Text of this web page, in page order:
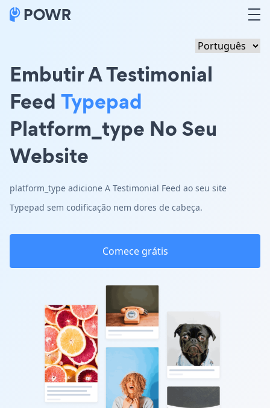
Embutir A Testimonial
Feed Typepad
Platform_type No Seu
Website
platform_type adicione A Testimonial Feed ao seu site
Typepad sem codificação nem dores de cabeça.
Comece grátis